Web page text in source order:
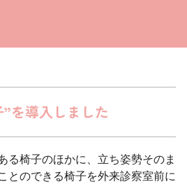
を導入しました
る椅子のほかに、立ち姿勢そのま
とのできる椅子を外来診察室前に